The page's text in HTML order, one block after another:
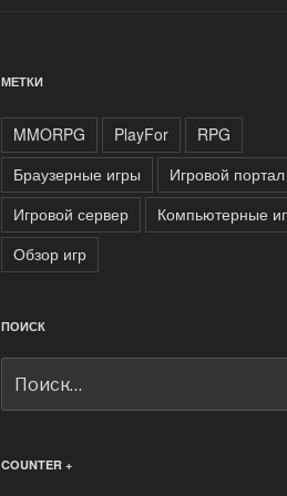
МЕТКИ
MMORPG PlayFor
RPG
Браузерные игры
Игровой портал
Игровой сервер
Компьютерные
Обзор игр
ПОИСК
COUNTER +